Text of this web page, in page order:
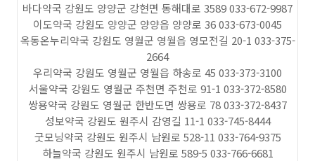
바다약국 강원도 양양군 강현면 동해대로 3589 033-672-9987
이도약국 강원도 양양군 양양읍 양양로 36 033-673-0045
옥동온누리약국 강원도 영월군 영월읍 영모전길 20-1 033-375-
2664
우리약국 강원도 영월군 영월읍 하송로 45 033-373-3100
서울약국 강원도 영월군 주천면 주천로 91-1 033-372-8580
쌍용약국 강원도 영월군 한반도면 쌍용로 78 033-372-8437
성보약국 강원도 원주시 감영길 11-1 033-745-8444
굿모닝약국 강원도 원주시 남원로 528-11 033-764-9375
하늘약국 강원도 원주시 남원로 589-5 033-766-6681